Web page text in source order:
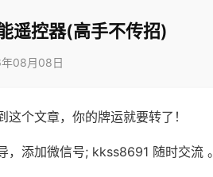
遥控器(高手不传招)
08月08日
个文章，你的牌运就要转了！
添加微信号; kkss8691 随时交流 。